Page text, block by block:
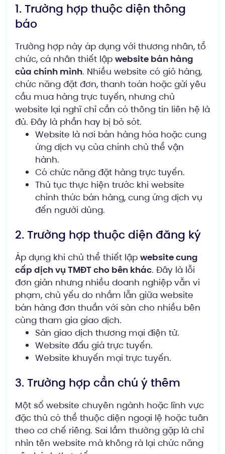
1. Trường hợp thuộc diện thông
báo
Trường hợp này áp dụng với thương nhân, tổ
chức, cá nhân thiết lập website bán hàng
của chính mình. Nhiều website có giỏ hàng,
chức năng đặt đơn, thanh toán hoặc gửi yêu
cầu mua hàng trực tuyến, nhưng chủ
website lại nghĩ chỉ cần có thông tin liên hệ là
đủ. Đây là phần hay bị bỏ sót.
Website là nơi bán hàng hóa hoặc cung
ứng dịch vụ của chính chủ thể vận
hành.
Có chức năng đặt hàng trực tuyến.
Thủ tục thực hiện trước khi website
chính thức bán hàng, cung ứng dịch vụ
đến người dùng.
2. Trường hợp thuộc diện đăng ký
Áp dụng khi chủ thể thiết lập website cung
cấp dịch vụ TMĐT cho bên khác. Đây là lỗi
đơn giản nhưng nhiều doanh nghiệp vẫn vi
phạm, chủ yếu do nhầm lẫn giữa website
bán hàng đơn thuần với sàn cho nhiều bên
cùng tham gia giao dịch.
Sàn giao dịch thương mại điện tử.
Website đấu giá trực tuyến.
Website khuyến mại trực tuyến.
3. Trường hợp cần chú ý thêm
Một số website chuyên ngành hoặc lĩnh vực
đặc thù có thể thuộc diện ngoại lệ hoặc tuân
theo cơ chế riêng. Sai lầm thường gặp là chỉ
nhìn tên website mà không rà lại chức năng